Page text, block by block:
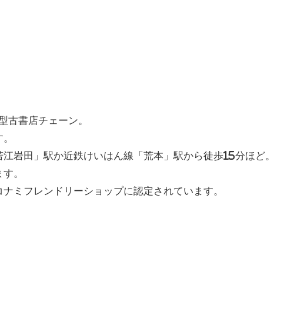
古書店チェーン。
岩田」駅か近鉄けいはん線「荒本」駅から徒歩15分ほど。
。
ミフレンドリーショップに認定されています。